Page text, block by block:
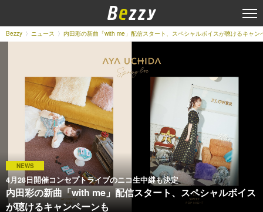
Bezzy ニュース 内田彩の新曲「with me」配信スタート、スペシャルボイスが聴けるキャン
NEWS
4月28日開催コンセプトライブのニコ生中継も決定
内田彩の新曲「with me」配信スタート、スペシャルボイス
が聴けるキャンペーンも